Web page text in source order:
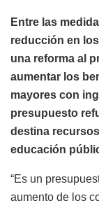
Entre las
reducción en
una reforma al
aumentar los
mayores con
presupuesto
destina
educación
“Es un
aumento de los